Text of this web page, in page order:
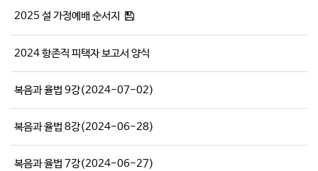
2025 설 가정예배 순서지
2024 항존직 피택자 보고서 양식
복음과 율법 9강(2024-07-02)
복음과 율법 8강(2024-06-28)
복음과 율법 7강(2024-06-27)